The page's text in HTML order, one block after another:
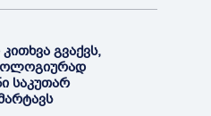
გვაქვს,
საკუთარ